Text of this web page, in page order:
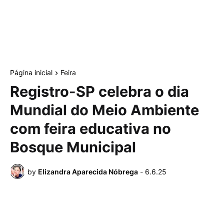
Página inicial Feira
Registro-SP celebra o dia
Mundial do Meio Ambiente
com feira educativa no
Bosque Municipal
by Elizandra Aparecida Nóbrega - 6.6.25